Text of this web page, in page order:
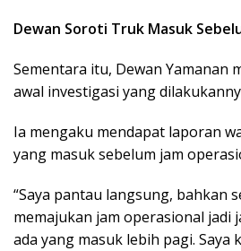
Dewan Soroti Truk Masuk
Sementara itu, Dewan Yamanan
awal investigasi yang
Ia mengaku mendapat laporan
yang masuk sebelum jam
“Saya pantau langsung, bahkan
memajukan jam operasional jadi
ada yang masuk lebih pagi. Saya